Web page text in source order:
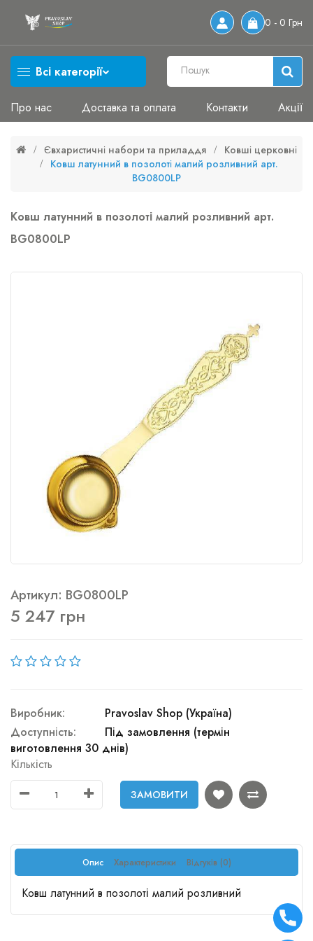
0 - 0 Грн
Всі категорії
Про нас Доставка та оплата Контакти Акції
Євхаристичні набори та приладдя
Ковші церковні
Ковш латунний в позолоті малий розливний арт.
BG0800LP
Ковш латунний в позолоті малий розливний арт.
BG0800LP
Артикул: BG0800LP
5 247 грн
Виробник:
Pravoslav Shop (Україна)
Доступність:
Під замовлення (термін
виготовлення 30 днів)
Кількість
ЗАМОВИТИ
Опис Характеристики Відгуків (0)
Ковш латунний в позолоті малий розливний